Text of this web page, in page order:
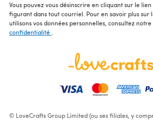
Vous pouvez vous désinscrire en cliquant sur le
figurant dans tout courriel. Pour en savoir plus sur
utilisons vos données personnelles, consultez notre
confidentialité
© LoveCrafts Group Limited (ou ses filiales, y